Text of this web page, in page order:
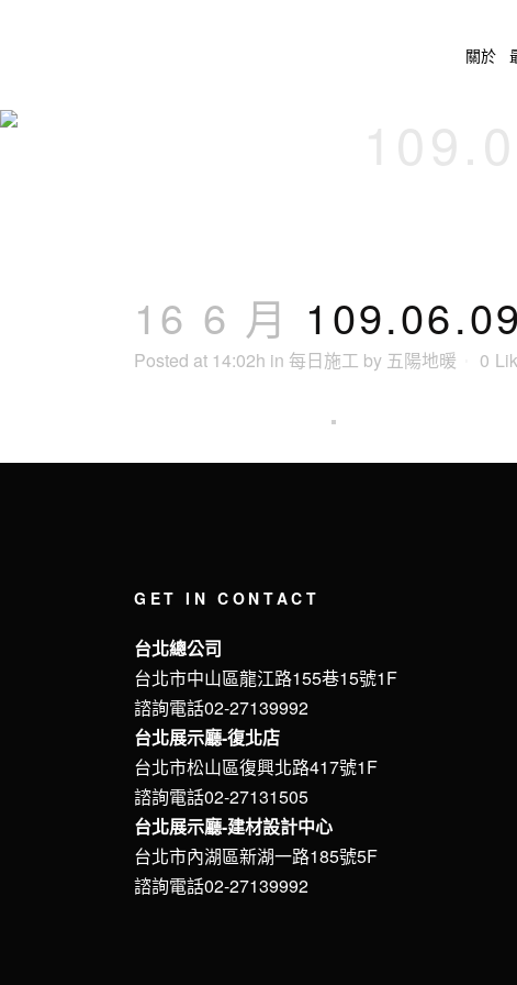
關於
16 6 月
Posted at 14:02h in 每日施工 by 五陽地暖 0
GET IN CONTACT
台北總公司
台北市中山區龍江路155巷15號1F
諮詢電話02-27139992
台北展示廳-復北店
台北市松山區復興北路417號1F
諮詢電話02-27131505
台北展示廳-建材設計中心
台北市內湖區新湖一路185號5F
諮詢電話02-27139992